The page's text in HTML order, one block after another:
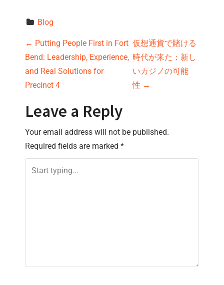
Blog
P
o
s
t
n
a
v
t
← Putting People First in Fort
Bend: Leadership, Experience,
and Real Solutions for
Precinct 4
仮想通貨で賭ける
時代が来た：新し
いカジノの可能
性 →
Leave a Reply
Your email address will not be published.
Required fields are marked *